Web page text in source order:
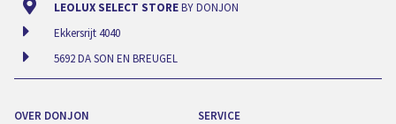
LEOLUX SELECT STOREBY DONJON
Ekkersrijt 4040
5692 DA SON EN BREUGEL
OVER DONJON SERVICE